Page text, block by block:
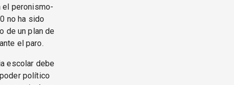
el peronismo-
no ha sido
de un plan de
el paro.
escolar debe
político